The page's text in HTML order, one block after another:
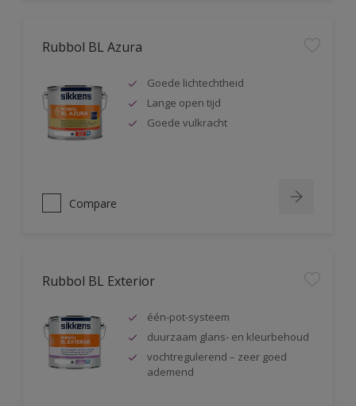
Rubbol BL Azura
Goede lichtechtheid
Lange open tijd
Goede vulkracht
Compare
Rubbol BL Exterior
één-pot-systeem
duurzaam glans- en kleurbehoud
vochtregulerend – zeer goed
ademend